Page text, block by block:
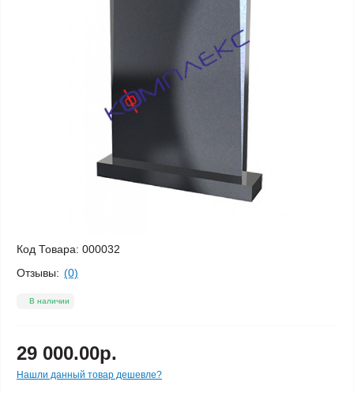
Код Товара: 000032
Отзывы: (0)
В наличии
29 000.00р.
Нашли данный товар дешевле?